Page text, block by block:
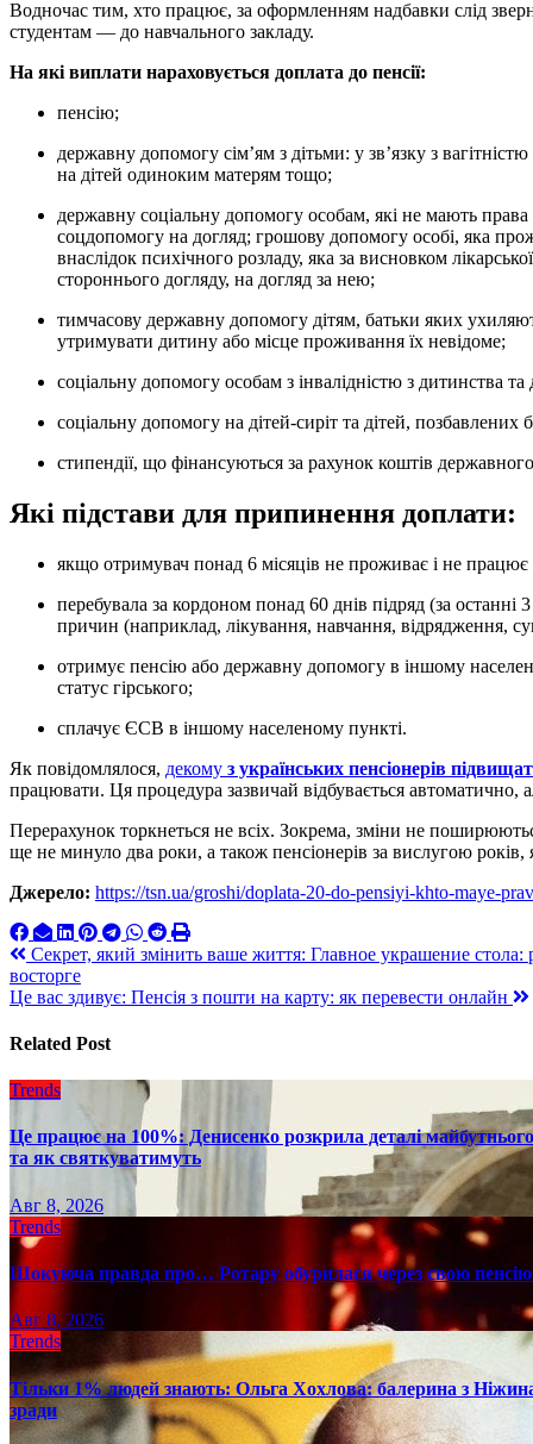
Водночас тим, хто працює, за оформленням надбавки слід
студентам — до навчального закладу.
На які виплати нараховується доплата до пенсії:
пенсію;
державну допомогу сім’ям з дітьми: у зв’язку з вагітністю і пологами, народженням дитини, усиновленням,
на дітей одиноким матерям тощо;
державну соціальну допомогу особам, які не мають права на пенсію, та особам з інвалідністю і державну
соцдопомогу на догляд; грошову допомогу особі, яка
внаслідок психічного розладу, яка за висновком
стороннього догляду, на догляд за нею;
тимчасову державну допомогу дітям, батьки яких ухиляються від сплати аліментів, не мають можливості
утримувати дитину або місце проживання їх невідоме;
соціальну допомогу особам з інвалідністю з дитинства та
соціальну допомогу на дітей-сиріт та дітей, позбавлених
стипендії, що фінансуються за рахунок коштів
Які підстави для припинення доплати:
якщо отримувач понад 6 місяців не проживає і не
перебувала за кордоном понад 60 днів підряд (за останні 3 місяці), без документально підтверджених поважних
причин (наприклад, лікування, навчання, відрядження,
отримує пенсію або державну допомогу в іншому населеному пункті, крім населеного пункту, якому надано
статус гірського;
сплачує ЄСВ в іншому населеному пункті.
Як повідомлялося, декому з українських пенсіонерів
працювати. Ця процедура зазвичай відбувається автоматично,
Перерахунок торкнеться не всіх. Зокрема, зміни не
ще не минуло два роки, а також пенсіонерів за вислугою років,
Джерело: https://tsn.ua/groshi/doplata-20-do-pensiyi-khto-maye-
Навигация
по
Секрет, який змінить ваше життя: Главное украшение
восторге
Це вас здивує: Пенсія з пошти на карту: як перевести онлайн
Related Post
Trends
Це працює на 100%: Денисенко розкрила деталі майбутнього
та як святкуватимуть
Авг 8, 2026
Trends
Шокуюча правда про… Ротару обурилася через свою
Авг 8, 2026
Trends
Тільки 1% людей знають: Ольга Хохлова: балерина з
зради